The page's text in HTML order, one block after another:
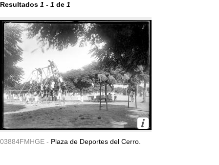
Resultados 1 - 1 de 1
03884FMHGE - Plaza de Deportes del Cerro.